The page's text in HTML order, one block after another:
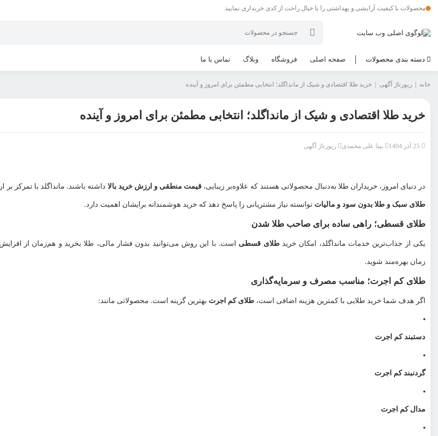
محصولات با کیفیت آرایشی و بهداشتی را با خیال راحت از کدی خریداری نمایید.
دسته بندی محصولات صفحه اصلی فروشگاه وبلاگ تماس با ما
خانه | رپورتاژ آگهی | خرید طلا اقتصادی و شیک از مانداگلد؛ انتخابی مطمئن برای امروز و آینده
خرید طلا اقتصادی و شیک از مانداگلد؛ انتخابی مطمئن برای امروز و آینده
25 آذر 1404 بیتا علی محمدی رپورتاژ آگهی
در دنیای امروز، خریداران طلا به‌دنبال محصولاتی هستند که علاوه‌بر زیبایی، قیمت منطقی و ارزش خرید بالا داشته باشند. مانداگلد با تمرکز بر
طلای سبک و طلا بدون سود و مالیات توانسته نیاز مشتریانی را پاسخ دهد که خرید هوشمندانه برایشان اهمیت دارد.
طلای قسطی؛ راهی ساده برای صاحب طلا شدن
یکی از جذاب‌ترین خدمات مانداگلد، امکان خریدطلای قسطی است. با این روش می‌توانید بدون فشار مالی، طلا بخرید و هم‌زمان از
زمان بهره‌مند شوید.
طلای کم اجرت؛ مناسب مصرف و سرمایه‌گذاری
اگر هدف شما خرید طلایی با کمترین هزینه اضافی است، طلای کم اجرت بهترین گزینه است. محصولاتی مانند:
دستبند کم اجرت
گردنبند کم اجرت
مدال کم اجرت